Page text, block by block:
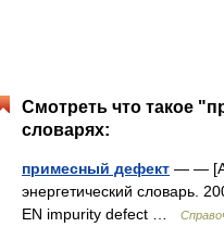
Смотреть что такое
словарях:
примесный дефект — —
энергетический словарь.
EN impurity defect …